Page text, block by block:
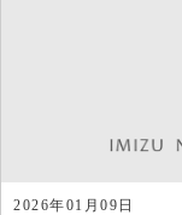
2026年01月09日